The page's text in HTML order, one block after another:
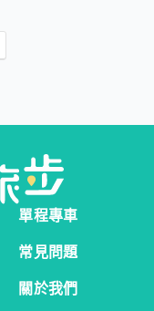
單程專車
常見問題
關於我們